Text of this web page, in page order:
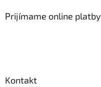
Prijímame online platby
Kontakt